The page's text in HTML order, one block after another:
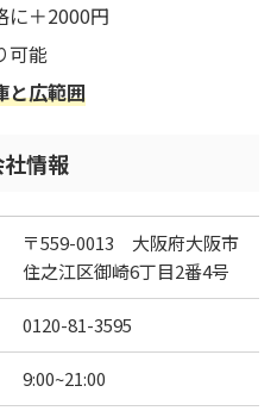
に＋2000円
可能
と広範囲
情報
〒559-0013 大阪府大阪市
住之江区御崎6丁目2番4号
0120-81-3595
9:00~21:00